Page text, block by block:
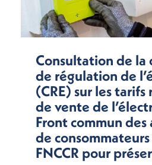
Consultation de la
de régulation de
(CRE) sur les
de vente de
Front commun des
de
FNCCR pour